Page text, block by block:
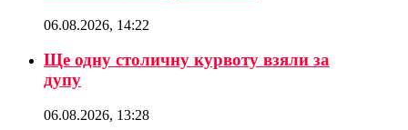
06.08.2026, 14:22
Ще одну столичну курвоту взяли за
дупу
06.08.2026, 13:28